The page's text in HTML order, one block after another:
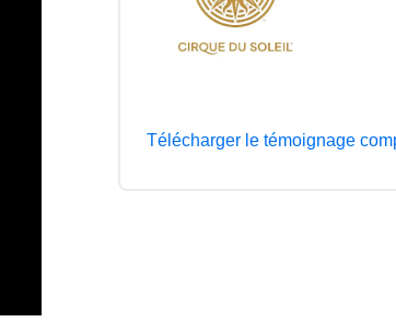
Télécharger le témoignage